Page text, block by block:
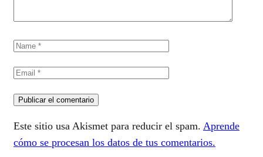
Este sitio usa Akismet para reducir el spam. Aprende
cómo se procesan los datos de tus comentarios.